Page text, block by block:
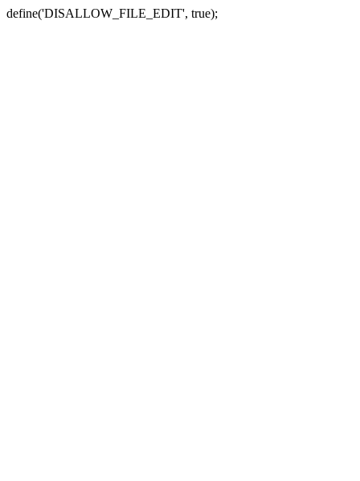
define('DISALLOW_FILE_EDIT', true);